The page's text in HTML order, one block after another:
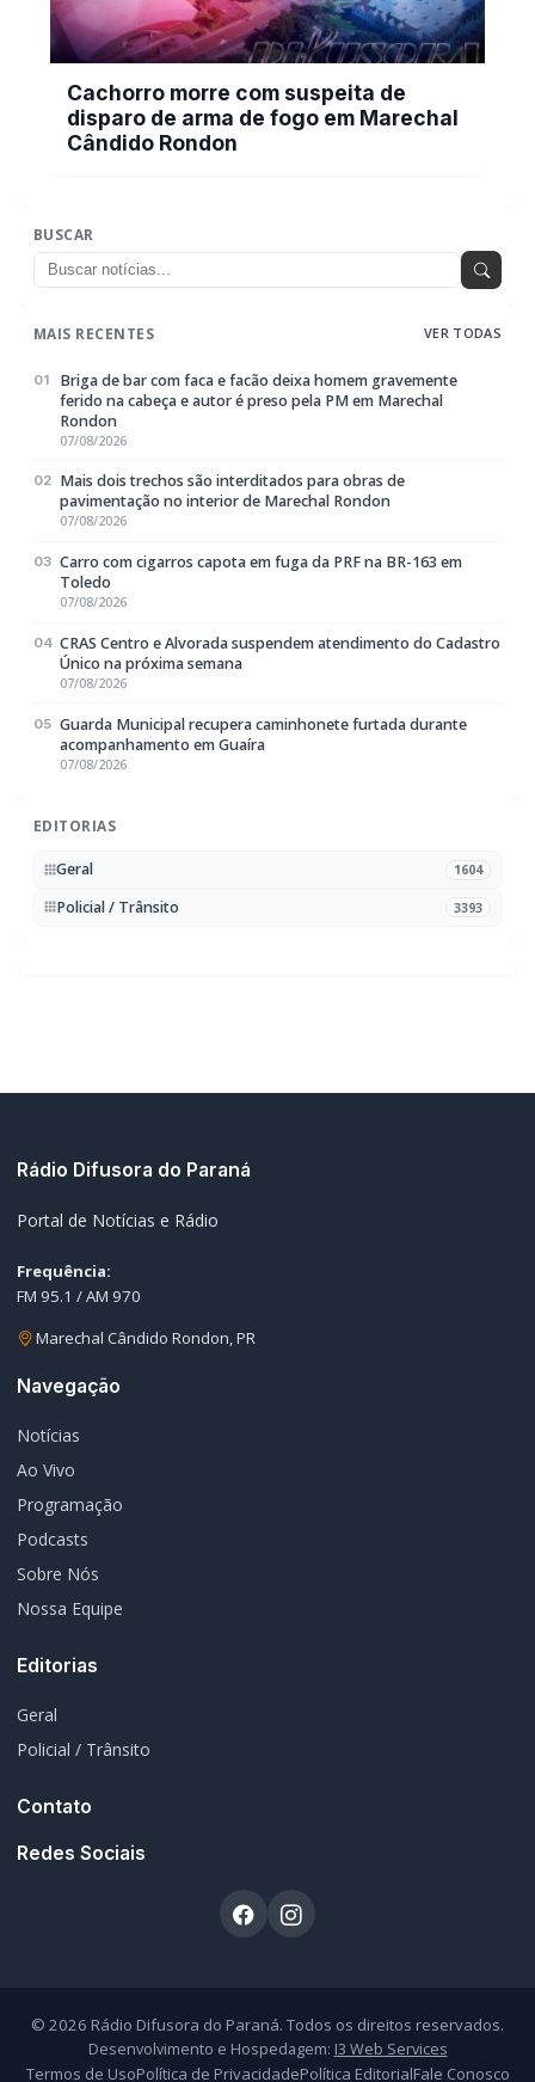
Cachorro morre com suspeita de
disparo de arma de fogo em Marechal
Cândido Rondon
BUSCAR
MAIS RECENTES VER TODAS
01
Briga de bar com faca e facão deixa homem gravemente
ferido na cabeça e autor é preso pela PM em Marechal
Rondon
07/08/2026
02 Mais dois trechos são interditados para obras de
pavimentação no interior de Marechal Rondon
07/08/2026
03 Carro com cigarros capota em fuga da PRF na BR-163 em
Toledo
07/08/2026
04 CRAS Centro e Alvorada suspendem atendimento do Cadastro
Único na próxima semana
07/08/2026
05 Guarda Municipal recupera caminhonete furtada durante
acompanhamento em Guaíra
07/08/2026
EDITORIAS
Geral 1604
Policial / Trânsito 3393
Rádio Difusora do Paraná
Portal de Notícias e Rádio
Frequência:
FM 95.1 / AM 970
Marechal Cândido Rondon, PR
Navegação
Notícias
Ao Vivo
Programação
Podcasts
Sobre Nós
Nossa Equipe
Editorias
Geral
Policial / Trânsito
Contato
Redes Sociais
© 2026 Rádio Difusora do Paraná. Todos os direitos reservados.
Desenvolvimento e Hospedagem: I3 Web Services
Termos de UsoPolítica de PrivacidadePolítica EditorialFale Conosco